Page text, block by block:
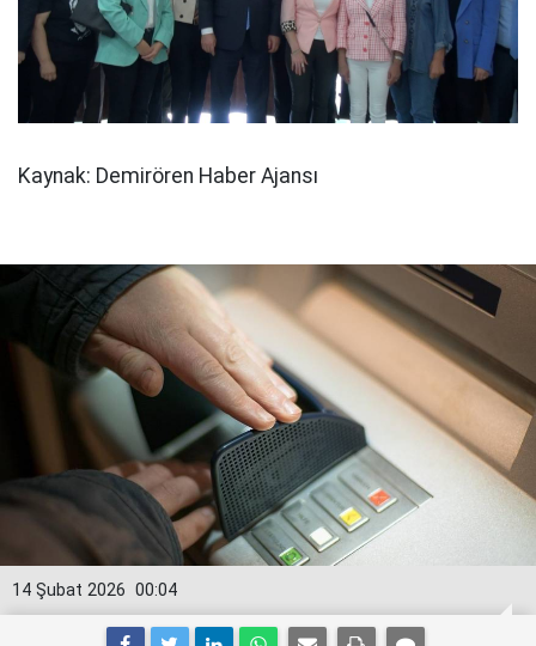
Kaynak: Demirören Haber Ajansı
00:04
14 Şubat 2026